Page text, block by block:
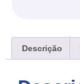
Descrição